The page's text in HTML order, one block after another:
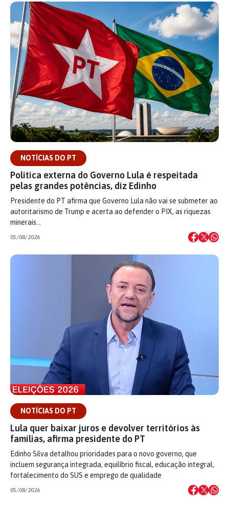
NOTÍCIAS DO PT
Política externa do Governo Lula é respeitada
pelas grandes potências, diz Edinho
Presidente do PT afirma que Governo Lula não vai se submeter ao
autoritarismo de Trump e acerta ao defender o PIX, as riquezas
minerais…
05/08/2026
NOTÍCIAS DO PT
Lula quer baixar juros e devolver territórios às
famílias, afirma presidente do PT
Edinho Silva detalhou prioridades para o novo governo, que
incluem segurança integrada, equilíbrio fiscal, educação integral,
fortalecimento do SUS e emprego de qualidade
05/08/2026